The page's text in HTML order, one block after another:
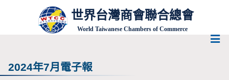
世界台灣商會聯合總會
World Taiwanese Chambers of Commerce
2024年7月電子報